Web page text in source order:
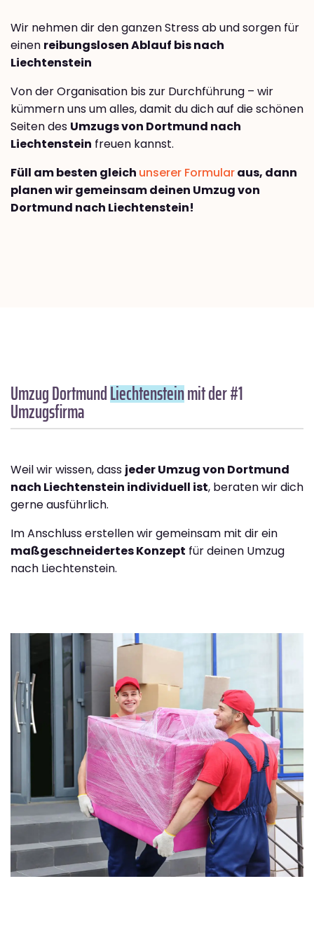
Wir nehmen dir den ganzen Stress ab und sorgen für
einen reibungslosen Ablauf bis nach
Liechtenstein
Von der Organisation bis zur Durchführung – wir
kümmern uns um alles, damit du dich auf die schönen
Seiten des Umzugs von Dortmund nach
Liechtenstein freuen kannst.
Füll am besten gleich unserer Formularaus, dann
planen wir gemeinsam deinen Umzug von
Dortmund nach Liechtenstein!
Umzug DortmundLiechtensteinmit der #1
Umzugsfirma
Weil wir wissen, dass jeder Umzug von Dortmund
nach Liechtenstein individuell ist, beraten wir dich
gerne ausführlich.
Im Anschluss erstellen wir gemeinsam mit dir ein
maßgeschneidertes Konzept für deinen Umzug
nach Liechtenstein.